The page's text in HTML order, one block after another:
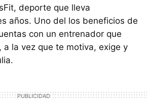
deporte que lleva
años. Uno del los beneficios de
con un entrenador que
a la vez que te motiva, exige y